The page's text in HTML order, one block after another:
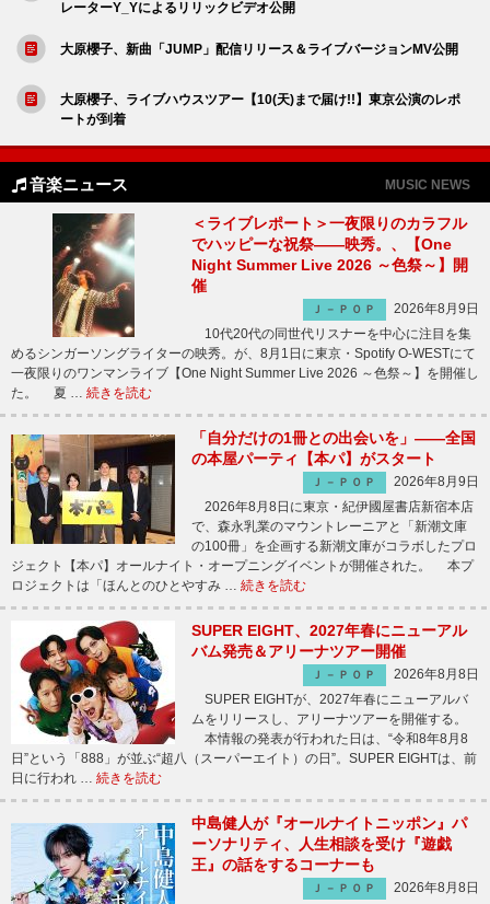
レーターY_Yによるリリックビデオ公開
大原櫻子、新曲「JUMP」配信リリース＆ライブバージョンMV公開
大原櫻子、ライブハウスツアー【10(天)まで届け!!】東京公演のレポ
ートが到着
音楽ニュース MUSIC NEWS
＜ライブレポート＞一夜限りのカラフル
でハッピーな祝祭――映秀。、【One
Night Summer Live 2026 ～色祭～】開
催
Ｊ－ＰＯＰ
2026年8月9日
10代20代の同世代リスナーを中心に注目を集
めるシンガーソングライターの映秀。が、8月1日に東京・Spotify O-WESTにて
一夜限りのワンマンライブ【One Night Summer Live 2026 ～色祭～】を開催し
た。 夏 … 続きを読む
「自分だけの1冊との出会いを」――全国
の本屋パーティ【本パ】がスタート
Ｊ－ＰＯＰ
2026年8月9日
2026年8月8日に東京・紀伊國屋書店新宿本店
で、森永乳業のマウントレーニアと「新潮文庫
の100冊」を企画する新潮文庫がコラボしたプロ
ジェクト【本パ】オールナイト・オープニングイベントが開催された。 本プ
ロジェクトは「ほんとのひとやすみ … 続きを読む
SUPER EIGHT、2027年春にニューアル
バム発売＆アリーナツアー開催
Ｊ－ＰＯＰ
2026年8月8日
SUPER EIGHTが、2027年春にニューアルバ
ムをリリースし、アリーナツアーを開催する。
本情報の発表が行われた日は、“令和8年8月8
日”という「888」が並ぶ“超八（スーパーエイト）の日”。SUPER EIGHTは、前
日に行われ … 続きを読む
中島健人が『オールナイトニッポン』パ
ーソナリティ、人生相談を受け『遊戯
王』の話をするコーナーも
Ｊ－ＰＯＰ
2026年8月8日